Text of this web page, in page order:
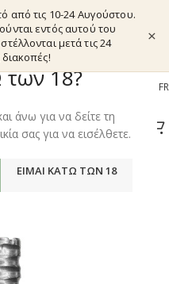
18?
άνω για να δείτε τη
σας για να εισέλθετε.
ΕΊΜΑΙ ΚΆΤΩ ΤΩΝ 18
από τις 10-24 Αυγούστου.
εντός αυτού του
μετά τις 24
×
EL FR